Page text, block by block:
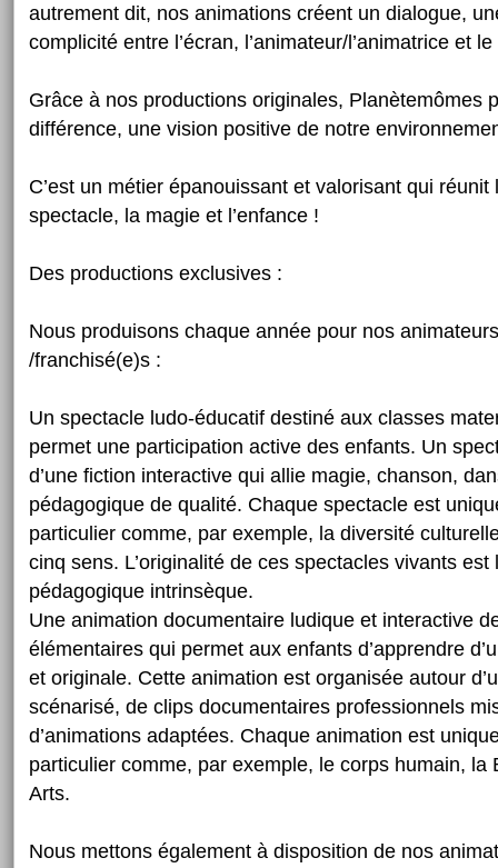
autrement dit, nos animations créent un dialogue,
complicité entre l’écran, l’animateur/l’animatrice et
Grâce à nos productions originales, Planètemômes
différence, une vision positive de notre
C’est un métier épanouissant et valorisant qui réunit
spectacle, la magie et l’enfance !
Des productions exclusives :
Nous produisons chaque année pour nos
/franchisé(e)s :
Un spectacle ludo-éducatif destiné aux classes
permet une participation active des enfants. Un
d’une fiction interactive qui allie magie, chanson,
pédagogique de qualité. Chaque spectacle est
particulier comme, par exemple, la diversité
cinq sens. L’originalité de ces spectacles vivants est
pédagogique intrinsèque.
Une animation documentaire ludique et interactive
élémentaires qui permet aux enfants d’apprendre
et originale. Cette animation est organisée autour
scénarisé, de clips documentaires professionnels
d’animations adaptées. Chaque animation est
particulier comme, par exemple, le corps humain, la
Arts.
Nous mettons également à disposition de nos